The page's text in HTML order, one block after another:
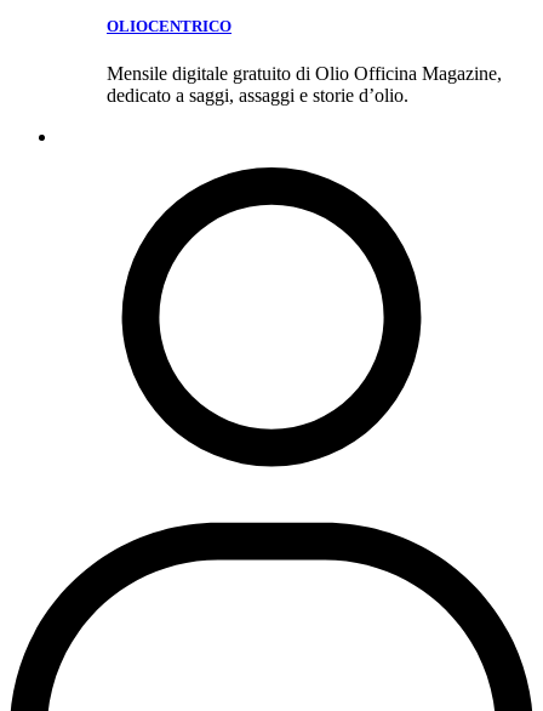
OLIOCENTRICO
Mensile digitale gratuito di Olio Officina Magazine,
dedicato a saggi, assaggi e storie d’olio.